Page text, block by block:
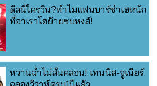
ดีลนี้ใครวิน?ทำไมแฟนบาร์ซ่าเฮหนัก
ที่อาเราโฮย้ายซบหงส์!
หวานฉ่ำไม่สั่นคลอน! เทนนิส-จูเนียร์